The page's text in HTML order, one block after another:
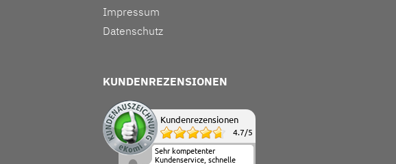
Impressum
Datenschutz
KUNDENREZENSIONEN
Kundenrezensionen
4.7/5
Sehr kompetenter
Kundenservice, schnelle